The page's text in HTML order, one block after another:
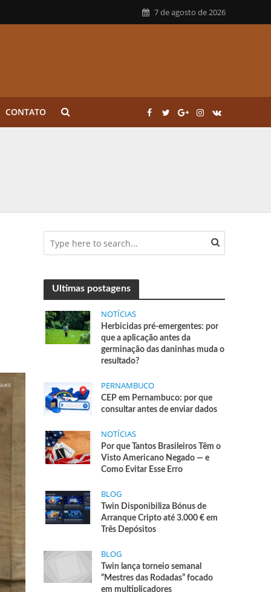
7 de agosto de 2026
CONTATO
Ultimas postagens
NOTÍCIAS
Herbicidas pré-emergentes: por
que a aplicação antes da
germinação das daninhas muda o
resultado?
PERNAMBUCO
CEP em Pernambuco: por que
consultar antes de enviar dados
NOTÍCIAS
Por que Tantos Brasileiros Têm o
Visto Americano Negado — e
Como Evitar Esse Erro
BLOG
Twin Disponibiliza Bónus de
Arranque Cripto até 3.000 € em
Três Depósitos
BLOG
Twin lança torneio semanal
“Mestres das Rodadas” focado
em multiplicadores